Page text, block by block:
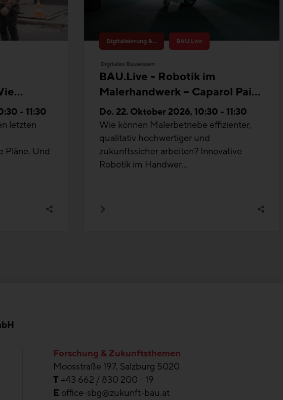
- 11:30
letzten
Pläne. Und
Digitalisierung & Innovation BAU.Live
Digitales Bauwissen
BAU.Live - Robotik im
Malerhandwerk – Caparol Paint
Buddy®
Do. 22. Oktober 2026, 10:30 - 11:30
Wie können Malerbetriebe effizienter,
qualitativ hochwertiger und
zukunftssicher arbeiten? Innovative
Robotik im Handwer...
Forschung & Zukunftsthemen
Moosstraße 197, Salzburg 5020
T +43 662 / 830 200 - 19
E office-sbg@zukunft-bau.at